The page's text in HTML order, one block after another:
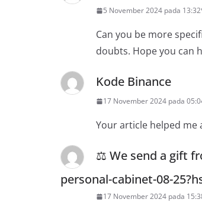
5 November 2024 pada 13:32
Can you be more
doubts. Hope you can
Kode Binance
17 November 2024 pada
Your article helped me
⚖ We send a gift
personal-cabinet-08-
17 November 2024 pada